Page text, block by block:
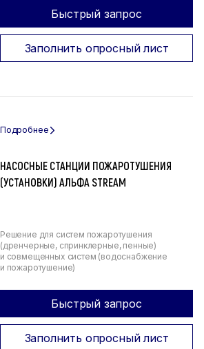
Быстрый запрос
Заполнить опросный лист
НАСОСНЫЕ СТАНЦИИ ПОЖАРОТУШЕНИЯ
(УСТАНОВКИ) АЛЬФА STREAM
Решение для систем пожаротушения
(дренчерные, спринклерные, пенные)
и совмещенных систем (водоснабжение
и пожаротушение)
Быстрый запрос
Заполнить опросный лист